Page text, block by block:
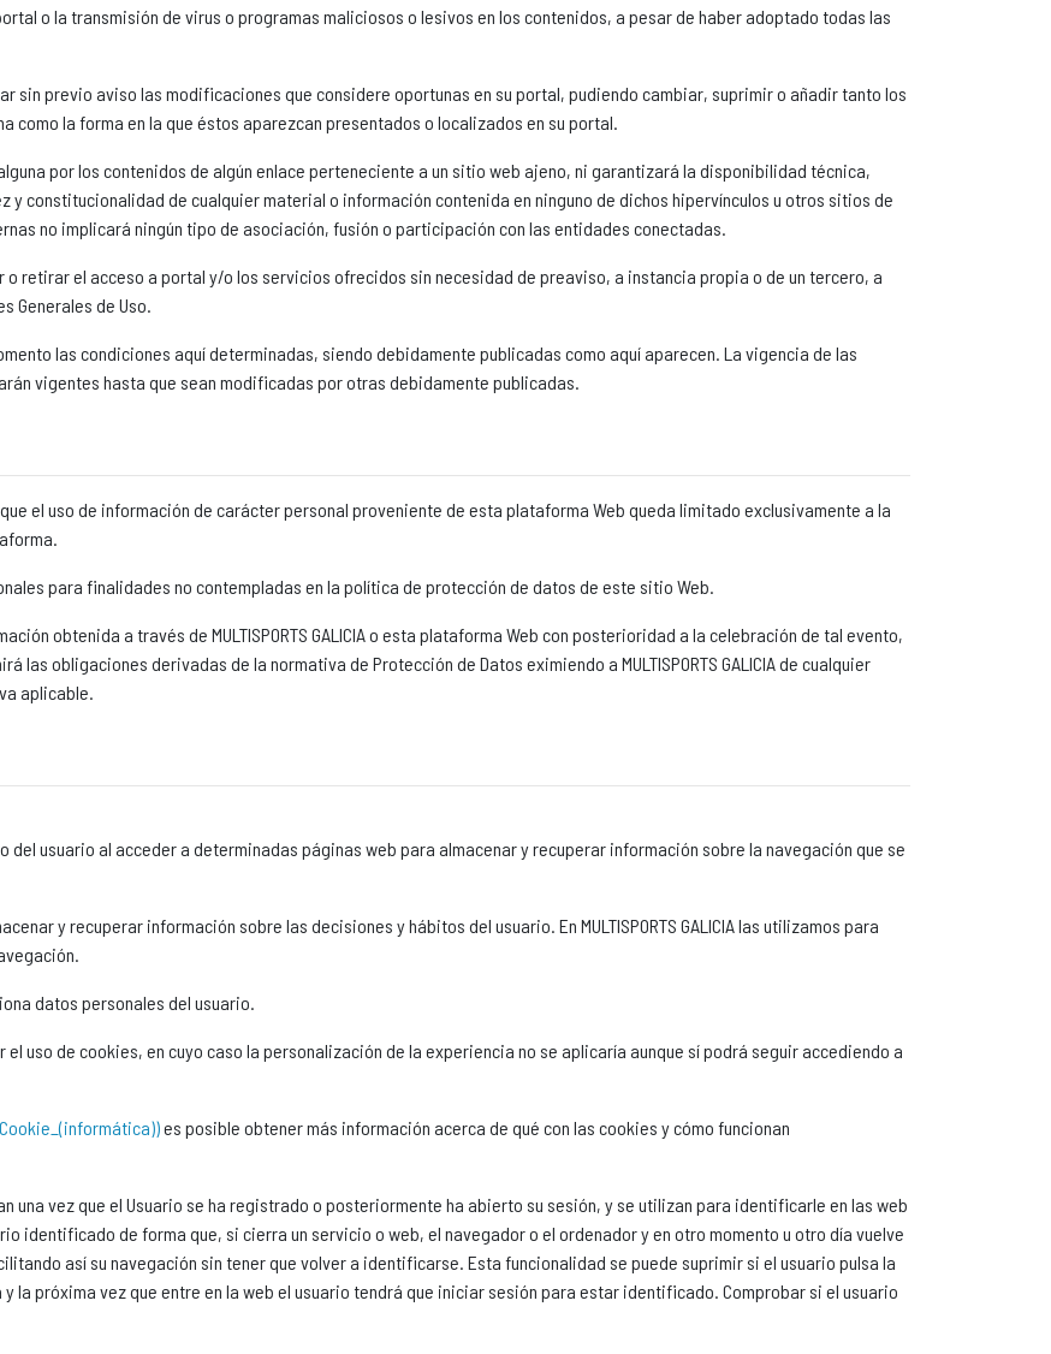
o la transmisión de virus o programas maliciosos o lesivos en los contenidos, a pesar de haber adoptado todas las
sin previo aviso las modificaciones que considere oportunas en su portal, pudiendo cambiar, suprimir o añadir tanto los
como la forma en la que éstos aparezcan presentados o localizados en su portal.
alguna por los contenidos de algún enlace perteneciente a un sitio web ajeno, ni garantizará la disponibilidad técnica,
constitucionalidad de cualquier material o información contenida en ninguno de dichos hipervínculos u otros sitios de
no implicará ningún tipo de asociación, fusión o participación con las entidades conectadas.
o retirar el acceso a portal y/o los servicios ofrecidos sin necesidad de preaviso, a instancia propia o de un tercero, a
Generales de Uso.
las condiciones aquí determinadas, siendo debidamente publicadas como aquí aparecen. La vigencia de las
vigentes hasta que sean modificadas por otras debidamente publicadas.
el uso de información de carácter personal proveniente de esta plataforma Web queda limitado exclusivamente a la
para finalidades no contempladas en la política de protección de datos de este sitio Web.
obtenida a través de MULTISPORTS GALICIA o esta plataforma Web con posterioridad a la celebración de tal evento,
las obligaciones derivadas de la normativa de Protección de Datos eximiendo a MULTISPORTS GALICIA de cualquier
aplicable.
del usuario al acceder a determinadas páginas web para almacenar y recuperar información sobre la navegación que se
y recuperar información sobre las decisiones y hábitos del usuario. En MULTISPORTS GALICIA las utilizamos para
datos personales del usuario.
uso de cookies, en cuyo caso la personalización de la experiencia no se aplicaría aunque sí podrá seguir accediendo a
es posible obtener más información acerca de qué con las cookies y cómo funcionan
una vez que el Usuario se ha registrado o posteriormente ha abierto su sesión, y se utilizan para identificarle en las web
identificado de forma que, si cierra un servicio o web, el navegador o el ordenador y en otro momento u otro día vuelve
así su navegación sin tener que volver a identificarse. Esta funcionalidad se puede suprimir si el usuario pulsa la
la próxima vez que entre en la web el usuario tendrá que iniciar sesión para estar identificado. Comprobar si el usuario